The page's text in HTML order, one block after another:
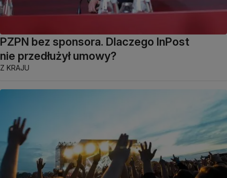
PZPN bez sponsora. Dlaczego InPost
nie przedłużył umowy?
Z KRAJU